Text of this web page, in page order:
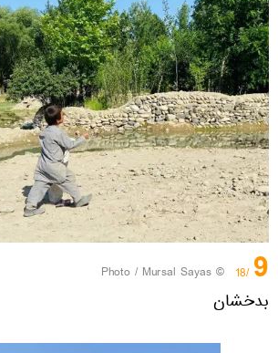
9
/18
© Photo / Mursal Sayas
بدخشان